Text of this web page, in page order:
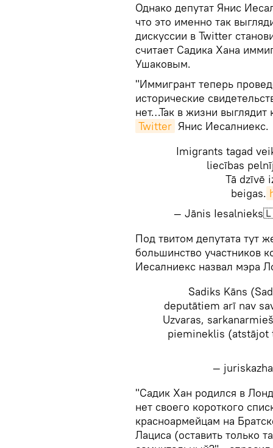
Однако депутат Янис
что это именно так
дискуссии в Twitter
считает Садика Хана
Ушаковым.
"Иммигрант теперь
исторические
нет…Так в жизни
Twitter Янис Иесалниекс.
Imigrants tagad
liecības
Tā dzīvē
beigas.
— Jānis
Под твитом депутата тут
большинство участников
Иесалниекс назвал мэра
Sadiks Kāns
deputātiem arī nav
Uzvaras,
piemineklis (atstājot
—
"Садик Хан родился в
нет своего короткого
красноармейцам на
Лациса (оставить только